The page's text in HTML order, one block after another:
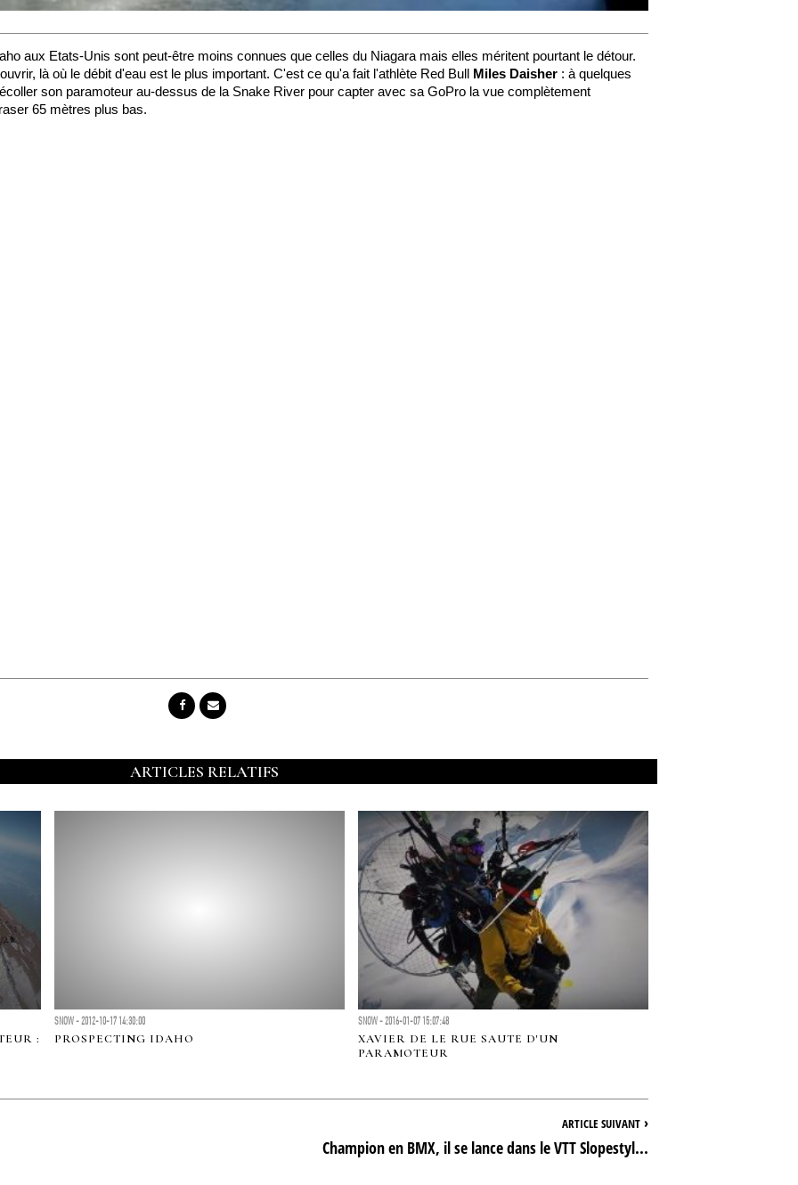
aux Etats-Unis sont peut-être moins connues que celles du Niagara mais elles méritent pourtant le détour.
là où le débit d'eau est le plus important. C'est ce qu'a fait l'athlète Red Bull Miles Daisher : à quelques
son paramoteur au-dessus de la Snake River pour capter avec sa GoPro la vue complètement
65 mètres plus bas.
ARTICLES RELATIFS
:
SNOW - 2012-10-17 14:30:00
PROSPECTING IDAHO
SNOW - 2016-01-07 15:07:48
XAVIER DE LE RUE SAUTE D'UN
PARAMOTEUR
ARTICLE SUIVANT ›
Champion en BMX, il se lance dans le VTT Slopestyl...